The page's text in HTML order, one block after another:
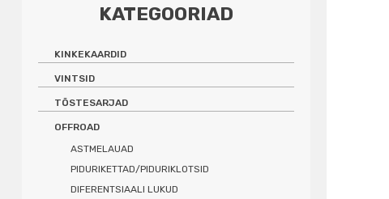
KATEGOORIAD
KINKEKAARDID
VINTSID
TÕSTESARJAD
OFFROAD
ASTMELAUAD
PIDURIKETTAD/PIDURIKLOTSID
DIFERENTSIAALI LUKUD